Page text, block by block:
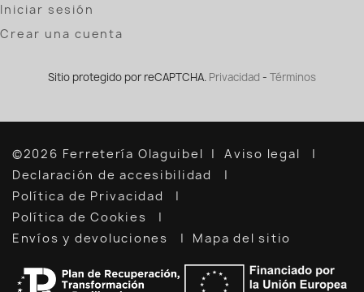
Iniciar sesión
Crear una cuenta
Sitio protegido por reCAPTCHA. Privacidad - Términos
©2026 Ferretería Olaguibel
Aviso legal
Declaración de accesibilidad
Política de Privacidad
Política de Cookies
Envíos y devoluciones
Mapa del sitio